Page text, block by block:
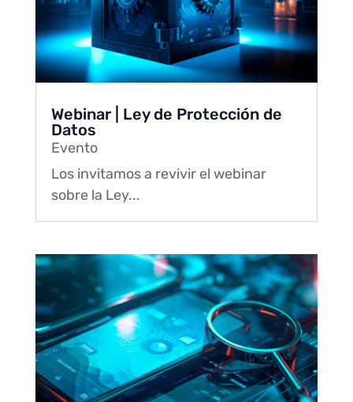
Webinar | Ley de Protección de
Datos
Evento
Los invitamos a revivir el webinar
sobre la Ley...